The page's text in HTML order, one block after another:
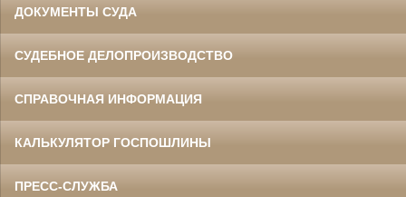
ДОКУМЕНТЫ СУДА
СУДЕБНОЕ ДЕЛОПРОИЗВОДСТВО
СПРАВОЧНАЯ ИНФОРМАЦИЯ
КАЛЬКУЛЯТОР ГОСПОШЛИНЫ
ПРЕСС-СЛУЖБА